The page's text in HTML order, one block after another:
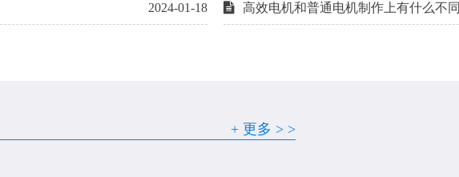
2024-01-18 高效电机和普通电机制作上有什么不同
+ 更多 > >
2024-01-18